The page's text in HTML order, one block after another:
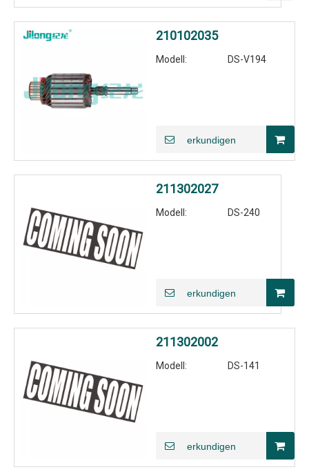
210102035
Modell: DS-V194
erkundigen
211302027
Modell: DS-240
erkundigen
211302002
Modell: DS-141
erkundigen